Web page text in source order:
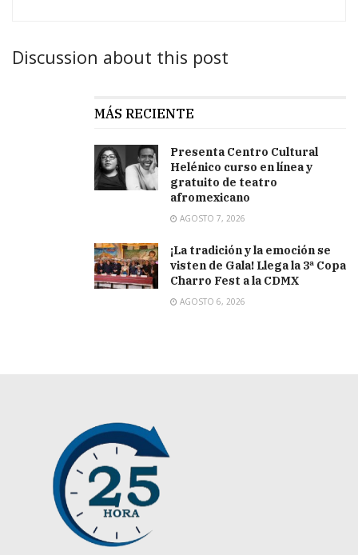
Discussion about this post
MÁS RECIENTE
Presenta Centro Cultural
Helénico curso en línea y
gratuito de teatro
afromexicano
AGOSTO 7, 2026
¡La tradición y la emoción se
visten de Gala! Llega la 3ª Copa
Charro Fest a la CDMX
AGOSTO 6, 2026